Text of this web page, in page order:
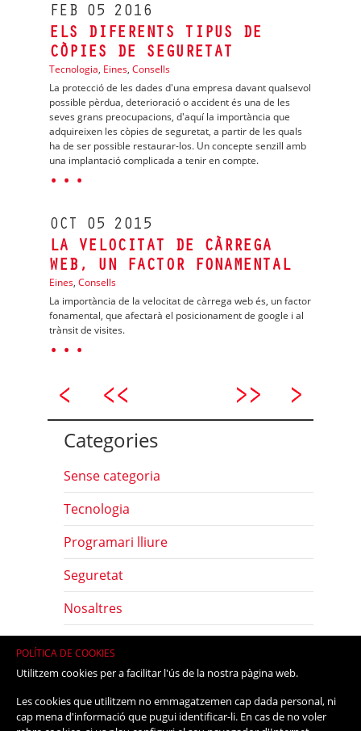
POLÍTICA DE COOKIES
Utilitzem cookies per a facilitar l'ús de la nostra pàgina web.
Les cookies que utilitzem no emmagatzemen cap dada personal, ni
cap mena d'informació que pugui identificar-li. En cas de no voler
FEB 05
2016
ELS DIFERENTS TIPUS DE
CÒPIES DE SEGURETAT
Tecnologia, Eines, Consells
La protecció de les dades d'una empresa davant qualsevol
possible pèrdua, deterioració o accident és una de les
seves grans preocupacions, d'aquí la importància que
adquireixen les còpies de seguretat, a partir de les quals
ha de ser possible restaurar-los. Un concepte senzill amb
una implantació complicada a tenir en compte.
· · ·
OCT 05
2015
LA VELOCITAT DE CÀRREGA
WEB, UN FACTOR FONAMENTAL
Eines, Consells
La importància de la velocitat de càrrega web és, un factor
fonamental, que afectarà el posicionament de google i al
trànsit de visites.
· · ·
Categories
Sense categoria
Tecnologia
Programari lliure
Seguretat
Nosaltres
Com
Eines
Maquinari lliure